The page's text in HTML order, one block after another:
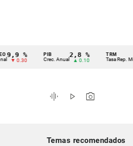
Cintillo
indicadores
económicos
%
0.30 Crec. Anual
2,8 %
▲ 0.10 Tasa Rep. Moneda
graphic_eq play_arrow photo_camera
Temas recomendados